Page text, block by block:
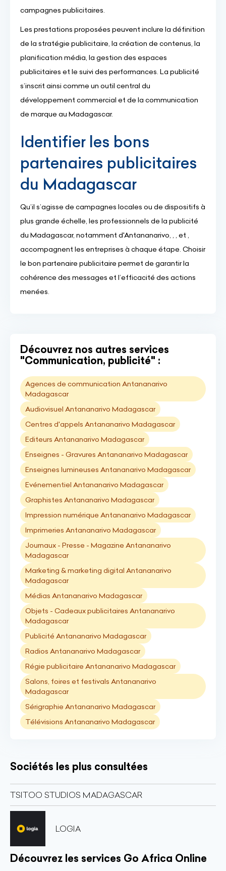
campagnes publicitaires.
Les prestations proposées peuvent inclure la définition
de la stratégie publicitaire, la création de contenus, la
planification média, la gestion des espaces
publicitaires et le suivi des performances. La publicité
s’inscrit ainsi comme un outil central du
développement commercial et de la communication
de marque au Madagascar.
Identifier les bons
partenaires publicitaires
du Madagascar
Qu’il s’agisse de campagnes locales ou de dispositifs à
plus grande échelle, les professionnels de la publicité
du Madagascar, notamment d'Antananarivo, , , et ,
accompagnent les entreprises à chaque étape. Choisir
le bon partenaire publicitaire permet de garantir la
cohérence des messages et l’efficacité des actions
menées.
Découvrez nos autres services
"Communication, publicité" :
Agences de communication Antananarivo
Madagascar
Audiovisuel Antananarivo Madagascar
Centres d'appels Antananarivo Madagascar
Editeurs Antananarivo Madagascar
Enseignes - Gravures Antananarivo Madagascar
Enseignes lumineuses Antananarivo Madagascar
Evénementiel Antananarivo Madagascar
Graphistes Antananarivo Madagascar
Impression numérique Antananarivo Madagascar
Imprimeries Antananarivo Madagascar
Journaux - Presse - Magazine Antananarivo
Madagascar
Marketing & marketing digital Antananarivo
Madagascar
Médias Antananarivo Madagascar
Objets - Cadeaux publicitaires Antananarivo
Madagascar
Publicité Antananarivo Madagascar
Radios Antananarivo Madagascar
Régie publicitaire Antananarivo Madagascar
Salons, foires et festivals Antananarivo
Madagascar
Sérigraphie Antananarivo Madagascar
Télévisions Antananarivo Madagascar
Sociétés les plus consultées
TSITOO STUDIOS MADAGASCAR
LOGIA
Découvrez les services Go Africa Online